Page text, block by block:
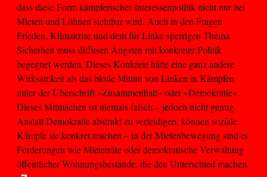
dass diese Form kämpferischer Interessenpolitik nicht nur bei
Mieten und Löhnen sichtbar wird. Auch in den Fragen
Frieden, Klimakrise und dem für Linke sperrigen Thema
Sicherheit muss diffusen Ängsten mit konkreter Politik
begegnet werden. Dieses Konkrete hätte eine ganz andere
Wirksamkeit als das bloße Mittun von Linken in Kämpfen
unter der Überschrift »Zusammenhalt« oder »Demokratie«.
Dieses Mitmachen ist niemals falsch – jedoch nicht genug.
Anstatt Demokratie abstrakt zu verteidigen, können soziale
Kämpfe sie konkret machen – in der Mietenbewegung sind es
Forderungen wie Mieterräte oder demokratische Verwaltung
öffentlicher Wohnungsbestände, die den Unterschied machen.